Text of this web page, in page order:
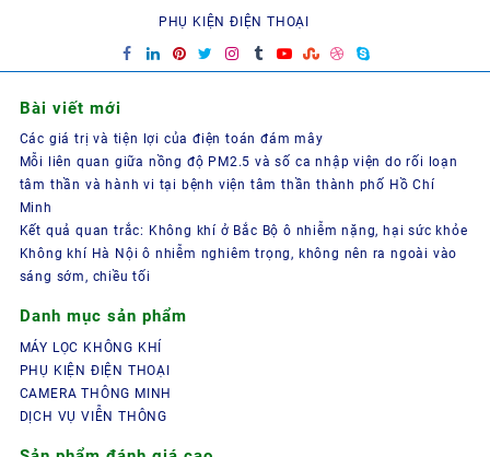
PHỤ KIỆN ĐIỆN THOẠI
Bài viết mới
Các giá trị và tiện lợi của điện toán đám mây
Mỗi liên quan giữa nồng độ PM2.5 và số ca nhập viện do rối loạn
tâm thần và hành vi tại bệnh viện tâm thần thành phố Hồ Chí
Minh
Kết quả quan trắc: Không khí ở Bắc Bộ ô nhiễm nặng, hại sức khỏe
Không khí Hà Nội ô nhiễm nghiêm trọng, không nên ra ngoài vào
sáng sớm, chiều tối
Danh mục sản phẩm
MÁY LỌC KHÔNG KHÍ
PHỤ KIỆN ĐIỆN THOẠI
CAMERA THÔNG MINH
DỊCH VỤ VIỄN THÔNG